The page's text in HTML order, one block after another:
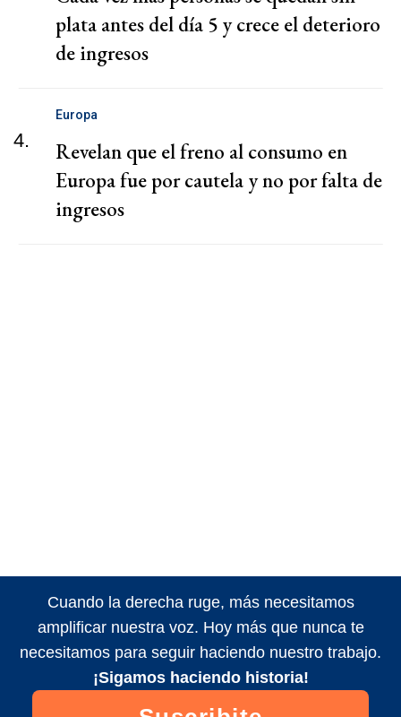
plata antes del día 5 y crece el deterioro
de ingresos
4.
Europa
Revelan que el freno al consumo en
Europa fue por cautela y no por falta de
ingresos
Cuando la derecha ruge, más necesitamos
amplificar nuestra voz. Hoy más que nunca te
necesitamos para seguir haciendo nuestro trabajo.
¡Sigamos haciendo historia!